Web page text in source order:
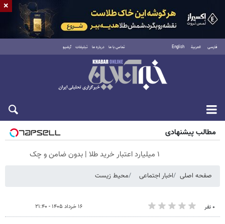
فارسی العربية English تماس با ما درباره ما تبلیغات آرشیو
شنبه ۱۷ مرداد ۱۴۰۵
مطالب پیشنهادی
۱ میلیارد اعتبار خرید طلا | بدون ضامن و چک
صفحه اصلی اخبار اجتماعی محیط زیست
۰ نفر ۱۶ خرداد ۱۴۰۵ - ۲۱:۴۰
×